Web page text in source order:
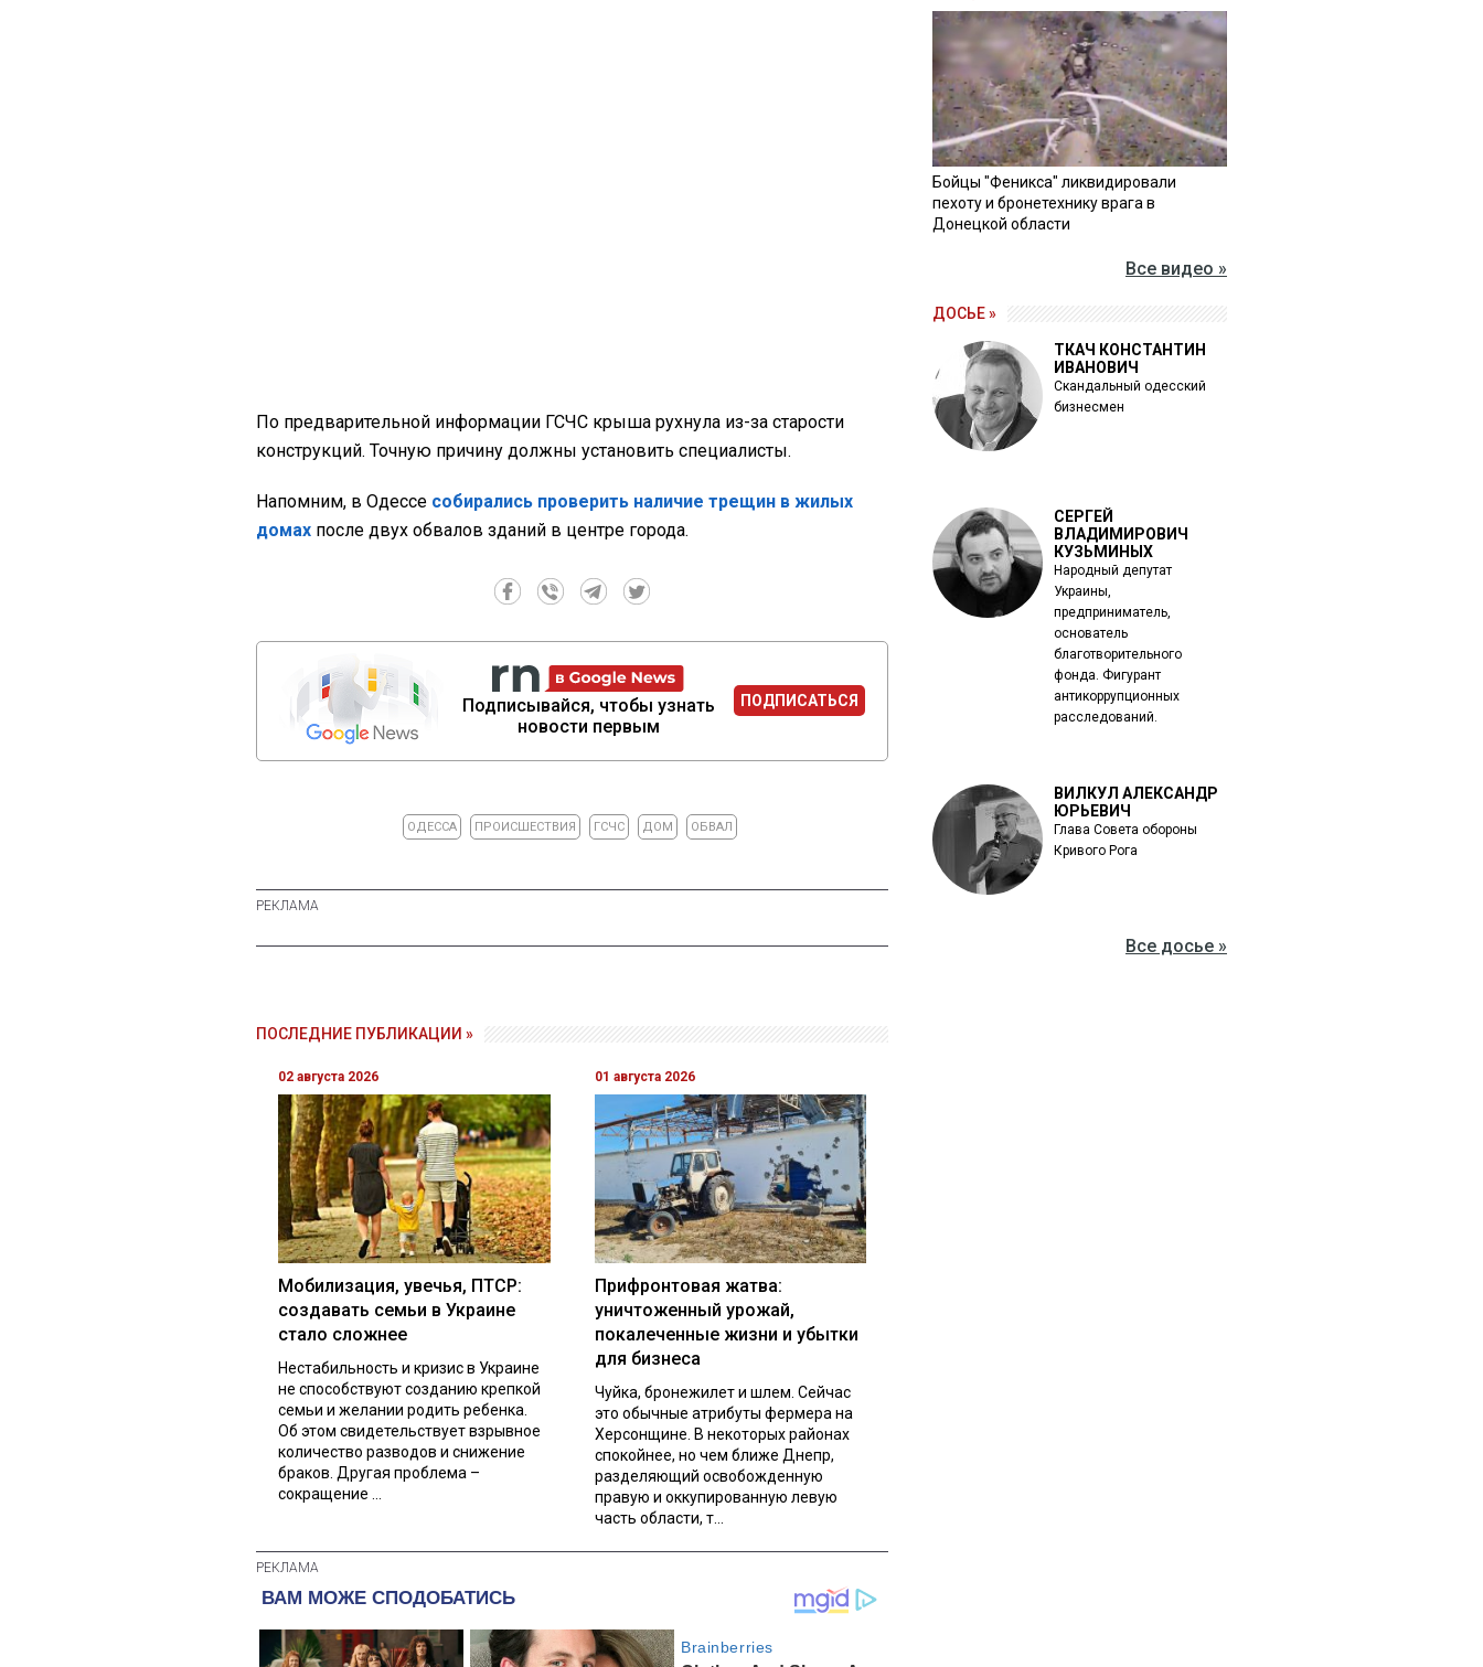
По предварительной информации ГСЧС крыша рухнула из-за старости
конструкций. Точную причину должны установить специалисты.
Напомним, в Одессе собирались проверить наличие трещин в жилых
домах после двух обвалов зданий в центре города.
Подписывайся, чтобы узнать
новости первым
ПОДПИСАТЬСЯ
ОДЕССА ПРОИСШЕСТВИЯ ГСЧС ДОМ ОБВАЛ
ПОСЛЕДНИЕ ПУБЛИКАЦИИ »
02 августа 2026
Мобилизация, увечья, ПТСР:
создавать семьи в Украине
стало сложнее
Нестабильность и кризис в Украине
не способствуют созданию крепкой
семьи и желании родить ребенка.
Об этом свидетельствует взрывное
количество разводов и снижение
браков. Другая проблема –
сокращение ...
01 августа 2026
Прифронтовая жатва:
уничтоженный урожай,
покалеченные жизни и убытки
для бизнеса
Чуйка, бронежилет и шлем. Сейчас
это обычные атрибуты фермера на
Херсонщине. В некоторых районах
спокойнее, но чем ближе Днепр,
разделяющий освобожденную
правую и оккупированную левую
часть области, т...
Бойцы "Феникса" ликвидировали
пехоту и бронетехнику врага в
Донецкой области
Все видео »
ДОСЬЕ »
ТКАЧ КОНСТАНТИН
ИВАНОВИЧ
Скандальный одесский
бизнесмен
СЕРГЕЙ
ВЛАДИМИРОВИЧ
КУЗЬМИНЫХ
Народный депутат
Украины,
предприниматель,
основатель
благотворительного
фонда. Фигурант
антикоррупционных
расследований.
ВИЛКУЛ АЛЕКСАНДР
ЮРЬЕВИЧ
Глава Совета обороны
Кривого Рога
Все досье »